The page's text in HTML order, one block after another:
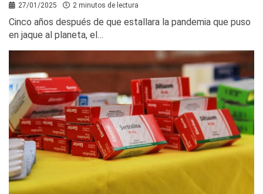
27/01/2025 2 minutos de lectura
Cinco años después de que estallara la pandemia que puso
en jaque al planeta, el…